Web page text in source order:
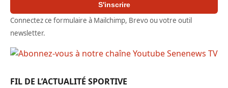
S'inscrire
Connectez ce formulaire à Mailchimp, Brevo ou votre outil
newsletter.
FIL DE L’ACTUALITÉ SPORTIVE